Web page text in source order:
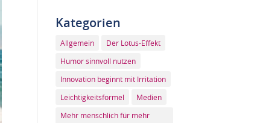
Kategorien
Allgemein
Der Lotus-Effekt
Humor sinnvoll nutzen
Innovation beginnt mit Irritation
Leichtigkeitsformel
Medien
Mehr menschlich für mehr